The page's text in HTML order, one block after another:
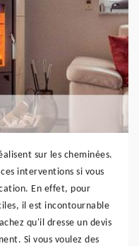
sur les cheminées.
interventions si vous
En effet, pour
il est incontournable
qu'il dresse un devis
Si vous voulez des